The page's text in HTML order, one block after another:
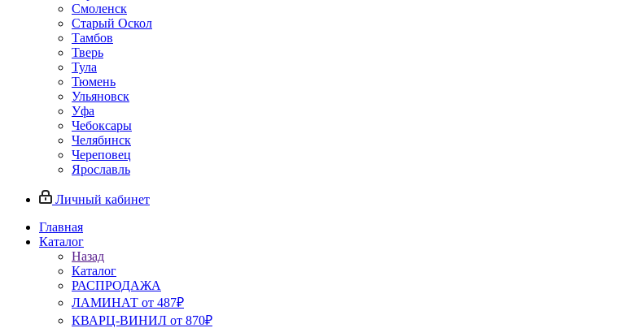
Смоленск
Старый Оскол
Тамбов
Тверь
Тула
Тюмень
Ульяновск
Уфа
Чебоксары
Челябинск
Череповец
Ярославль
Личный кабинет
Главная
Каталог
Назад
Каталог
РАСПРОДАЖА
ЛАМИНАТ от 487₽
КВАРЦ-ВИНИЛ от 870₽